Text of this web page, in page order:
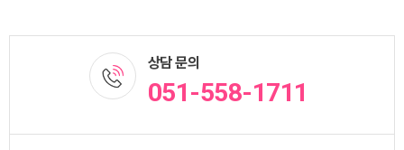
상담 문의
051-558-1711